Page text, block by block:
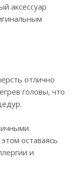
аксессуар
отлично
головы, что
оставаясь
и